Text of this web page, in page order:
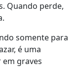
Quando perde,
somente para
é uma
graves